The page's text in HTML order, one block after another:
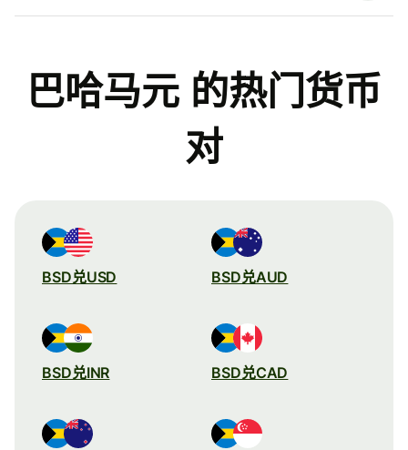
巴哈马元 的热门货币
对
BSD兑USD BSD兑AUD
BSD兑INR BSD兑CAD